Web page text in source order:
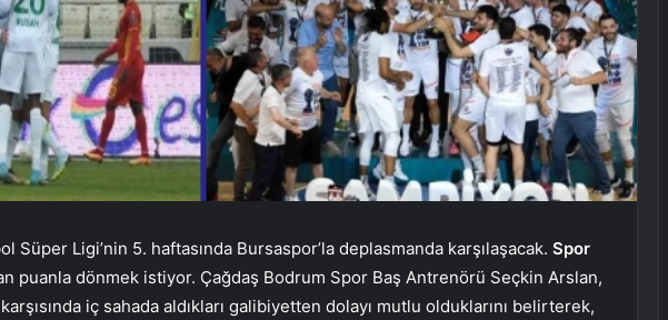
Süper Ligi’nin 5. haftasında Bursaspor’la deplasmanda karşılaşacak. Spor
puanla dönmek istiyor. Çağdaş Bodrum Spor Baş Antrenörü Seçkin Arslan,
iç sahada aldıkları galibiyetten dolayı mutlu olduklarını belirterek,